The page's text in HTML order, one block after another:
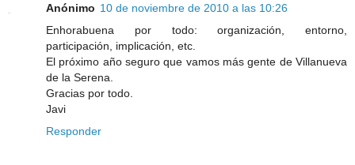
Anónimo 10 de noviembre de 2010 a las 10:26
Enhorabuena por todo: organización, entorno,
participación, implicación, etc.
El próximo año seguro que vamos más gente de Villanueva
de la Serena.
Gracias por todo.
Javi
Responder